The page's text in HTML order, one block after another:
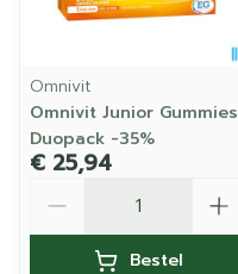
Omnivit
Omnivit Junior Gummies
Duopack -35%
€ 25,94
Bestel